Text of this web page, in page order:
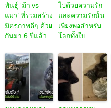
พันธุ์ ‘ม้า vs
แมว’ ที่ร่วมสร้าง
มิตรภาพดีๆ ด้วย
กันมา 6 ปีแล้ว
ไปด้วยความรัก
และความรักนั้น
เพียงพอสำหรับ
โลกทั้งใบ